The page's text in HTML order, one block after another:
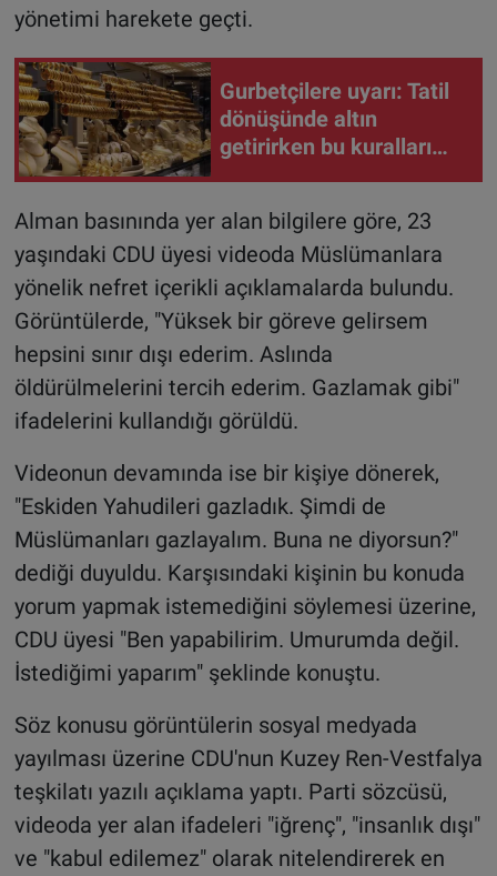
yönetimi harekete geçti.
Gurbetçilere uyarı: Tatil
dönüşünde altın
getirirken bu kuralları
Alman basınında yer alan bilgilere göre, 23
yaşındaki CDU üyesi videoda Müslümanlara
yönelik nefret içerikli açıklamalarda bulundu.
Görüntülerde, "Yüksek bir göreve gelirsem
hepsini sınır dışı ederim. Aslında
öldürülmelerini tercih ederim. Gazlamak gibi"
ifadelerini kullandığı görüldü.
Videonun devamında ise bir kişiye dönerek,
"Eskiden Yahudileri gazladık. Şimdi de
Müslümanları gazlayalım. Buna ne diyorsun?"
dediği duyuldu. Karşısındaki kişinin bu konuda
yorum yapmak istemediğini söylemesi üzerine,
CDU üyesi "Ben yapabilirim. Umurumda değil.
İstediğimi yaparım" şeklinde konuştu.
Söz konusu görüntülerin sosyal medyada
yayılması üzerine CDU'nun Kuzey Ren-Vestfalya
teşkilatı yazılı açıklama yaptı. Parti sözcüsü,
videoda yer alan ifadeleri "iğrenç", "insanlık dışı"
ve "kabul edilemez" olarak nitelendirerek en